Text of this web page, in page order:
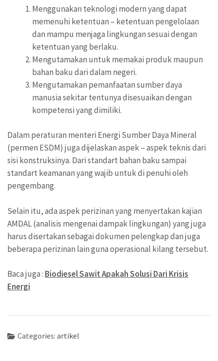
Menggunakan teknologi modern yang dapat
memenuhi ketentuan – ketentuan pengelolaan
dan mampu menjaga lingkungan sesuai dengan
ketentuan yang berlaku.
Mengutamakan untuk memakai produk maupun
bahan baku dari dalam negeri.
Mengutamakan pemanfaatan sumber daya
manusia sekitar tentunya disesuaikan dengan
kompetensi yang dimiliki.
Dalam peraturan menteri Energi Sumber Daya Mineral
(permen ESDM) juga dijelaskan aspek – aspek teknis dari
sisi konstruksinya. Dari standart bahan baku sampai
standart keamanan yang wajib untuk di penuhi oleh
pengembang.
Selain itu, ada aspek perizinan yang menyertakan kajian
AMDAL (analisis mengenai dampak lingkungan) yang juga
harus disertakan sebagai dokumen pelengkap dan juga
beberapa perizinan lain guna operasional kilang tersebut.
Baca juga : Biodiesel Sawit Apakah Solusi Dari Krisis
Energi
Categories: artikel